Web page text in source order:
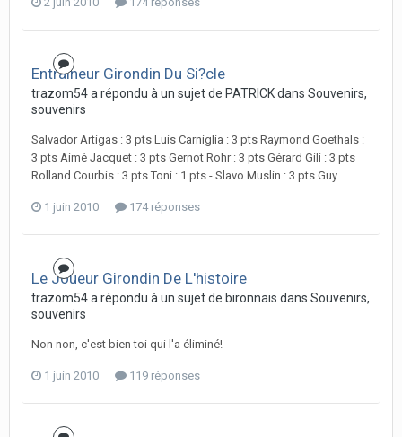
Entraineur Girondin Du Si?cle
trazom54 a répondu à un sujet de PATRICK dans Souvenirs,
souvenirs
Salvador Artigas : 3 pts Luis Carniglia : 3 pts Raymond Goethals :
3 pts Aimé Jacquet : 3 pts Gernot Rohr : 3 pts Gérard Gili : 3 pts
Rolland Courbis : 3 pts Toni : 1 pts - Slavo Muslin : 3 pts Guy...
1 juin 2010 174 réponses
Le Joueur Girondin De L'histoire
trazom54 a répondu à un sujet de bironnais dans Souvenirs,
souvenirs
Non non, c'est bien toi qui l'a éliminé!
1 juin 2010 119 réponses